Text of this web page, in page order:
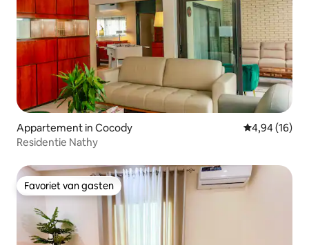
Appartement in Cocody Gemiddelde
4,94 (16)
Residentie Nathy
Favoriet van gasten
Favoriet van gasten